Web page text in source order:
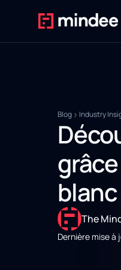
Blog Industry
blanc
The
Dernière mise à